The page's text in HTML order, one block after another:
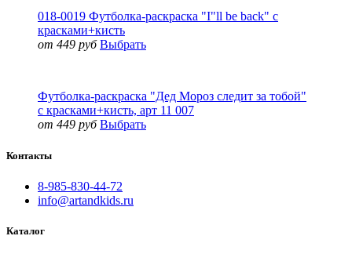
018-0019 Футболка-раскраска "I"ll be back" с
красками+кисть
от 449 руб Выбрать
Футболка-раскраска "Дед Мороз следит за тобой"
с красками+кисть, арт 11 007
от 449 руб Выбрать
Контакты
8-985-830-44-72
info@artandkids.ru
Каталог